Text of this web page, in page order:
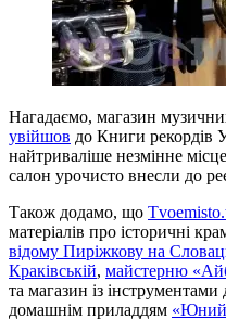
Нагадаємо, магазин
увійшов до Книги рекордів
найтриваліше незмінне
салон урочисто внесли до
Також додамо, що
матеріалів про історичні
відому Пиріжкову на
Краківській, майстерню
та магазин із
домашнім приладдям «Юний